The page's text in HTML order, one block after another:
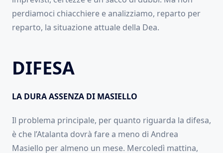
perdiamoci chiacchiere e analizziamo, reparto per
reparto, la situazione attuale della Dea.
DIFESA
LA DURA ASSENZA DI MASIELLO
Il problema principale, per quanto riguarda la difesa,
è che l’Atalanta dovrà fare a meno di Andrea
Masiello per almeno un mese. Mercoledì mattina,